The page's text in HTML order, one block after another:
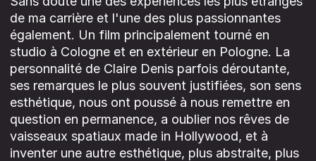
de ma carrière et l'une des plus passionnantes
également. Un film principalement tourné en
studio à Cologne et en extérieur en Pologne. La
personnalité de Claire Denis parfois déroutante,
ses remarques le plus souvent justifiées, son sens
esthétique, nous ont poussé à nous remettre en
question en permanence, a oublier nos rêves de
vaisseaux spatiaux made in Hollywood, et à
inventer une autre esthétique, plus abstraite, plus